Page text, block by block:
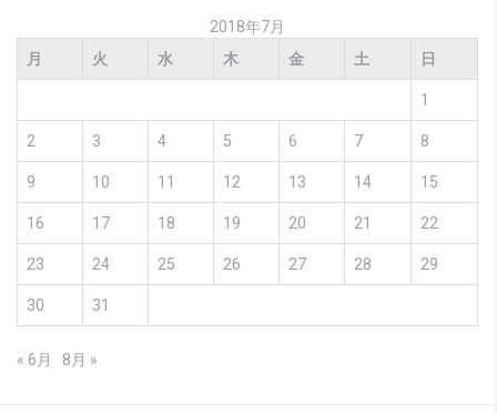
2018年7月
月
火 水 木 金 土 日
1
2 3 4 5 6 7 8
9 10 11 12 13 14 15
16 17 18 19 20 21 22
23 24 25 26 27 28 29
30 31
« 6月 8月 »